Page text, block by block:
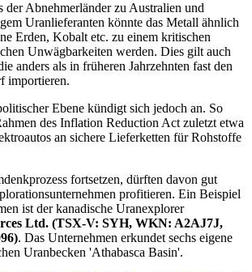
der Abnehmerländer zu Australien und
Uranlieferanten könnte das Metall ähnlich
Erden, Kobalt etc. zu einem kritischen
Unwägbarkeiten werden. Dies gilt auch
anders als in früheren Jahrzehnten fast den
importieren.
Ebene kündigt sich jedoch an. So
des Inflation Reduction Act zuletzt etwa
an sichere Lieferketten für Rohstoffe
fortsetzen, dürften davon gut
profitieren. Ein Beispiel
ist der kanadische Uranexplorer
Ltd. (TSX-V: SYH, WKN: A2AJ7J,
. Das Unternehmen erkundet sechs eigene
Uranbecken 'Athabasca Basin'.